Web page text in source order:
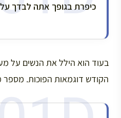
כיפרת בגופך אתה לבדך על
בעוד הוא הילל את הנשים על
הקודש דוגמאות הפוכות. מספר